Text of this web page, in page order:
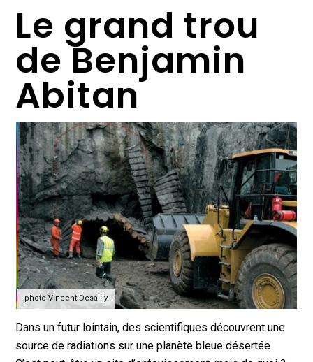
Le grand trou
de Benjamin
Abitan
photo Vincent Desailly
Dans un futur lointain, des scientifiques découvrent une
source de radiations sur une planète bleue désertée.